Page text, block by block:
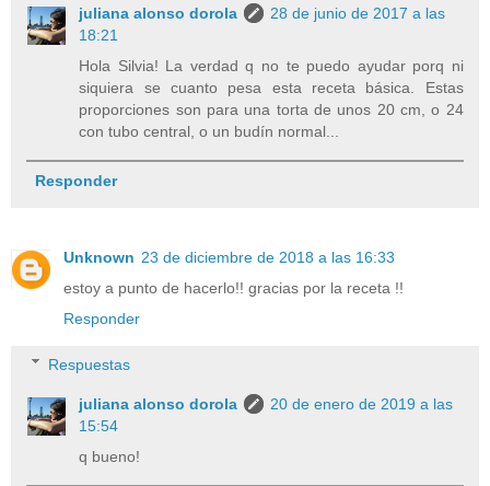
juliana alonso dorola
28 de junio de 2017 a las
18:21
Hola Silvia! La verdad q no te puedo ayudar porq ni
siquiera se cuanto pesa esta receta básica. Estas
proporciones son para una torta de unos 20 cm, o 24
con tubo central, o un budín normal...
Responder
Unknown 23 de diciembre de 2018 a las 16:33
estoy a punto de hacerlo!! gracias por la receta !!
Responder
Respuestas
juliana alonso dorola
20 de enero de 2019 a las
15:54
q bueno!